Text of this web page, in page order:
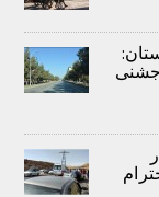
190 پروژه جشنی